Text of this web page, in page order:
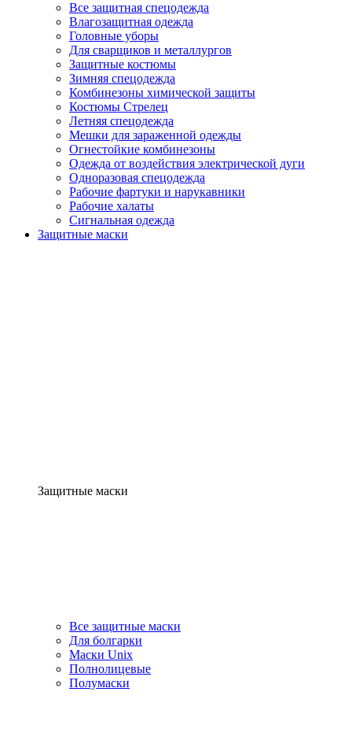
Все защитная спецодежда
Влагозащитная одежда
Головные уборы
Для сварщиков и металлургов
Защитные костюмы
Зимняя спецодежда
Комбинезоны химической защиты
Костюмы Стрелец
Летняя спецодежда
Мешки для зараженной одежды
Огнестойкие комбинезоны
Одежда от воздействия электрической дуги
Одноразовая спецодежда
Рабочие фартуки и нарукавники
Рабочие халаты
Сигнальная одежда
Защитные маски
Защитные маски
Все защитные маски
Для болгарки
Маски Unix
Полнолицевые
Полумаски